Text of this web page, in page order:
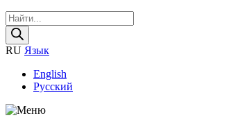
Поиск
товаров
RU Язык
English
Русский